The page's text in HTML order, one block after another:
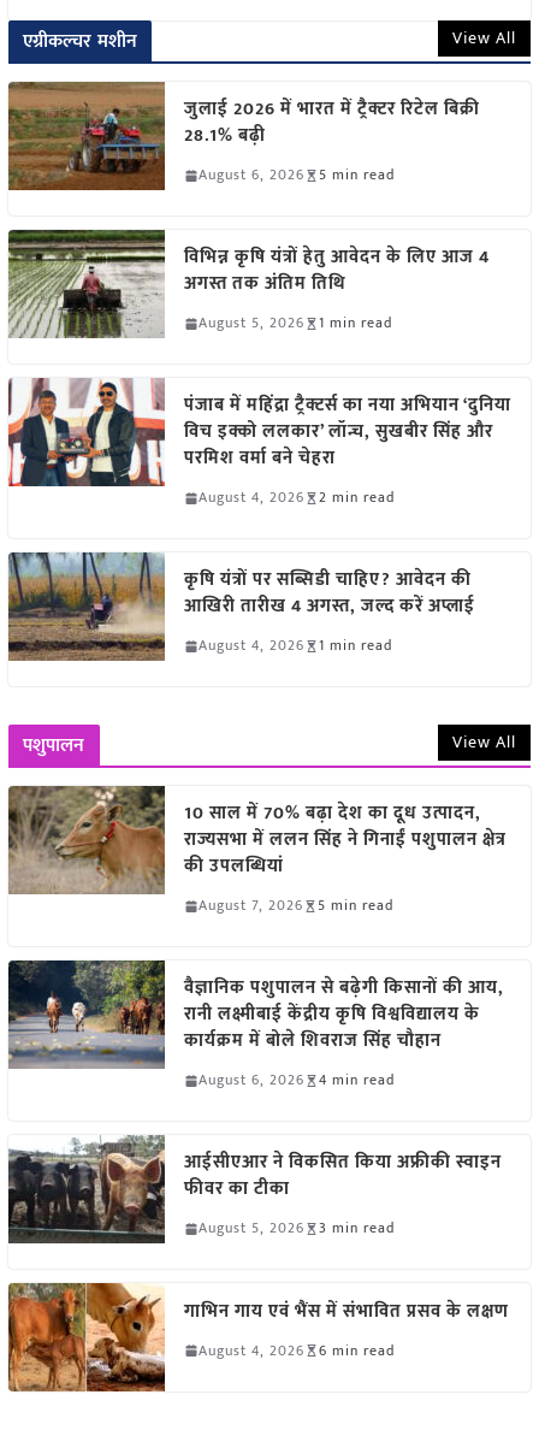
एग्रीकल्चर मशीन View All
जुलाई 2026 में भारत में ट्रैक्टर रिटेल बिक्री
28.1% बढ़ी
August 6, 2026 5 min read
विभिन्न कृषि यंत्रों हेतु आवेदन के लिए आज 4
अगस्त तक अंतिम तिथि
August 5, 2026 1 min read
पंजाब में महिंद्रा ट्रैक्टर्स का नया अभियान ‘दुनिया
विच इक्को ललकार’ लॉन्च, सुखबीर सिंह और
परमिश वर्मा बने चेहरा
August 4, 2026 2 min read
कृषि यंत्रों पर सब्सिडी चाहिए? आवेदन की
आखिरी तारीख 4 अगस्त, जल्द करें अप्लाई
August 4, 2026 1 min read
पशुपालन View All
10 साल में 70% बढ़ा देश का दूध उत्पादन,
राज्यसभा में ललन सिंह ने गिनाईं पशुपालन क्षेत्र
की उपलब्धियां
August 7, 2026 5 min read
वैज्ञानिक पशुपालन से बढ़ेगी किसानों की आय,
रानी लक्ष्मीबाई केंद्रीय कृषि विश्वविद्यालय के
कार्यक्रम में बोले शिवराज सिंह चौहान
August 6, 2026 4 min read
आईसीएआर ने विकसित किया अफ्रीकी स्वाइन
फीवर का टीका
August 5, 2026 3 min read
गाभिन गाय एवं भैंस में संभावित प्रसव के लक्षण
August 4, 2026 6 min read